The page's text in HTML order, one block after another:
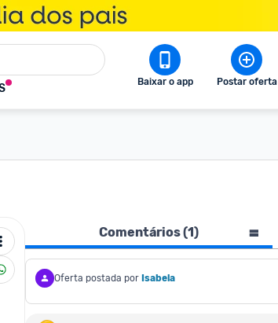
Baixar o app Postar oferta
Comentários (1)
Oferta postada por Isabela